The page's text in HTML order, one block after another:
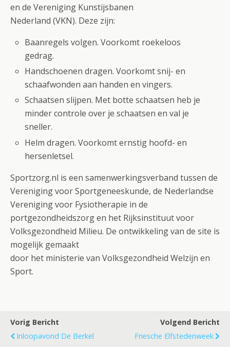
en de Vereniging Kunstijsbanen
Nederland (VKN). Deze zijn:
Baanregels volgen. Voorkomt roekeloos
gedrag.
Handschoenen dragen. Voorkomt snij- en
schaafwonden aan handen en vingers.
Schaatsen slijpen. Met botte schaatsen heb je
minder controle over je schaatsen en val je
sneller.
Helm dragen. Voorkomt ernstig hoofd- en
hersenletsel.
Sportzorg.nl is een samenwerkingsverband tussen de
Vereniging voor Sportgeneeskunde, de Nederlandse
Vereniging voor Fysiotherapie in de
portgezondheidszorg en het Rijksinstituut voor
Volksgezondheid Milieu. De ontwikkeling van de site is
mogelijk gemaakt
door het ministerie van Volksgezondheid Welzijn en
Sport.
Vorig Bericht
Inloopavond De Berkel
Volgend Bericht
Friesche Elfstedenweek